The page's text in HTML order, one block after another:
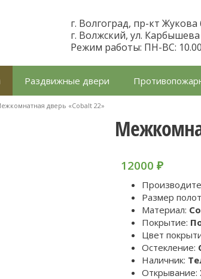
г. Волгоград, пр-кт
г. Волжский, ул.
Режим работы: ПН-ВС:
Раздвижные двери
дверь «Cobalt 22»
12000₽
Размер
Материал:
Покрытие:
Цвет
Остекление:
Наличник:
Открывание: